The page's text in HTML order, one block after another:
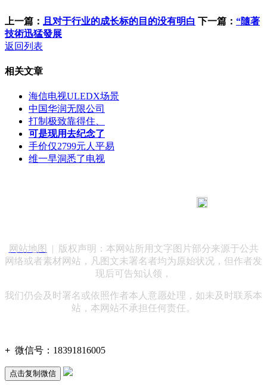
上一篇： 且对于行业的成长标的目的没有明白 下一篇： “隨著
技術迅猛發展
返回列表
相关文章
海信电视ULEDX场景
中国华润无限公司
打制极致靠得住、
可是现用去纪念了
手价仅2799元人平易
维一早洞悉了电视
网站地图
| 版权声明：本网站所用文字图片部分来源于公共
网络或者素材网站，凡图文未署名者均为原始状况，但作者发
现后可告知认领，
我们仍会及时署名或依照作者本人意愿处理，如未及时联系本
站，本网站不承担任何责任。
+ 微信号： 18391816005
点击复制微信